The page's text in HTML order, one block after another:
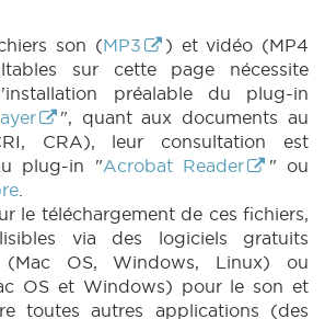
(2021-2022) (PDF)
(2021-2022) (PDF)
|
(2021-2022) (PDF)
|
(2020-2021) (PDF)
|
(2021-2022) (PDF)
|MOTION
(PDF)
|
MOTION 687 n2
| MOTION 688 n1 (2021-
|
689 n2 (2021-2022) (PDF)
690 n1 (2021-2022) (PDF)
|
(2021-2022) (PDF)
|MOTION
(PDF)
|MOTION 693 n2
|QA 5 (2021-2022) (PDF)
son (MP3
) et vidéo (MP4
sur cette page nécessite
préalable du plug-in
", quant aux documents au
CRA), leur consultation est
plug-in "Acrobat Reader
" ou
.
le téléchargement de ces fichiers,
via des logiciels gratuits
(Mac OS, Windows, Linux) ou
OS et Windows) pour le son et
toutes autres applications (des